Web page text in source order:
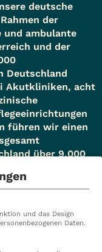
deutsche
der
ambulante
und der
Deutschland
Akutkliniken, acht
führen wir einen
über 9.000
und das Design
Daten.